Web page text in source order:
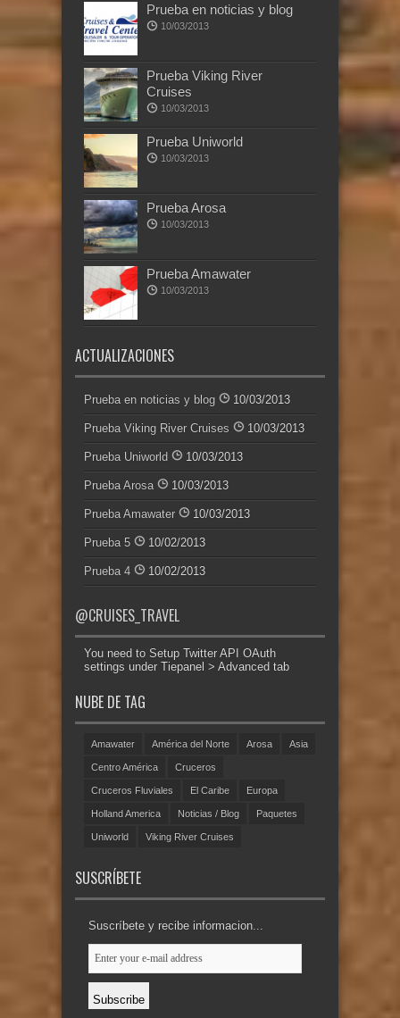
Prueba en noticias y blog
10/03/2013
Prueba Viking River
Cruises
10/03/2013
Prueba Uniworld
10/03/2013
Prueba Arosa
10/03/2013
Prueba Amawater
10/03/2013
ACTUALIZACIONES
Prueba en noticias y blog 10/03/2013
Prueba Viking River Cruises 10/03/2013
Prueba Uniworld 10/03/2013
Prueba Arosa 10/03/2013
Prueba Amawater 10/03/2013
Prueba 5 10/02/2013
Prueba 4 10/02/2013
@CRUISES_TRAVEL
You need to Setup Twitter API OAuth
settings under Tiepanel > Advanced tab
NUBE DE TAG
Amawater América del Norte Arosa Asia
Centro América Cruceros
Cruceros Fluviales El Caribe Europa
Holland America Noticias / Blog Paquetes
Uniworld Viking River Cruises
SUSCRÍBETE
Suscríbete y recibe informacion...